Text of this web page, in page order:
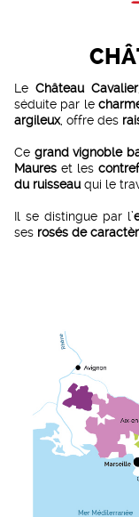
Le Château Cavalier
séduite par le
argileux, offre des
Ce grand vignoble
Maures et les
du ruisseau qui le
Il se distingue par l’
ses rosés de